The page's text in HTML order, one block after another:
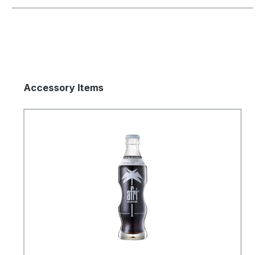
Produktgalerie überspringen
Accessory Items